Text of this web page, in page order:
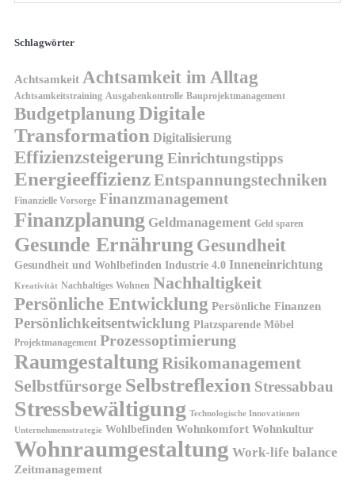
Schlagwörter
Achtsamkeit Achtsamkeit im Alltag
Achtsamkeitstraining Ausgabenkontrolle Bauprojektmanagement
BudgetplanungDigitale
Transformation Digitalisierung
Effizienzsteigerung Einrichtungstipps
EnergieeffizienzEntspannungstechniken
Finanzielle Vorsorge Finanzmanagement
Finanzplanung Geldmanagement Geld sparen
Gesunde Ernährung Gesundheit
Gesundheit und Wohlbefinden Industrie 4.0 Inneneinrichtung
Kreativität Nachhaltiges Wohnen Nachhaltigkeit
Persönliche Entwicklung Persönliche Finanzen
Persönlichkeitsentwicklung Platzsparende Möbel
Projektmanagement Prozessoptimierung
Raumgestaltung Risikomanagement
Selbstfürsorge Selbstreflexion Stressabbau
Stressbewältigung Technologische Innovationen
Unternehmensstrategie Wohlbefinden Wohnkomfort Wohnkultur
Wohnraumgestaltung Work-life balance
Zeitmanagement